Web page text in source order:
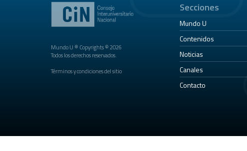
Mundo U ® Copyrights © 2026
Todos los derechos reservados.
Términos y condiciones del sitio
Secciones
Mundo U
Contenidos
Noticias
Canales
Contacto